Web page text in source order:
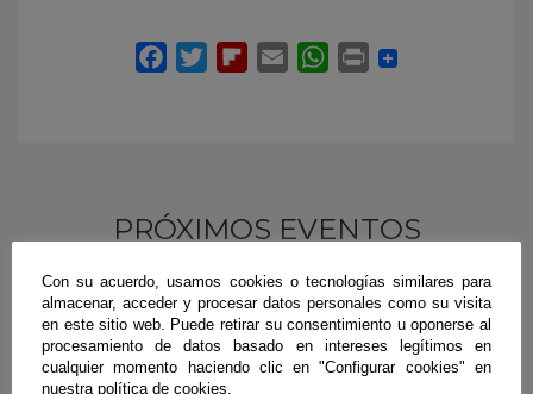
PRÓXIMOS EVENTOS
Con su acuerdo, usamos cookies o tecnologías similares para
almacenar, acceder y procesar datos personales como su visita
en este sitio web. Puede retirar su consentimiento u oponerse al
procesamiento de datos basado en intereses legítimos en
cualquier momento haciendo clic en "Configurar cookies" en
nuestra política de cookies.